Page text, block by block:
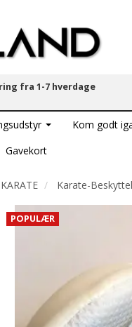
fra 1-7 hverdage
Kom godt
Gavekort
KARATE Karate-
POPULÆR